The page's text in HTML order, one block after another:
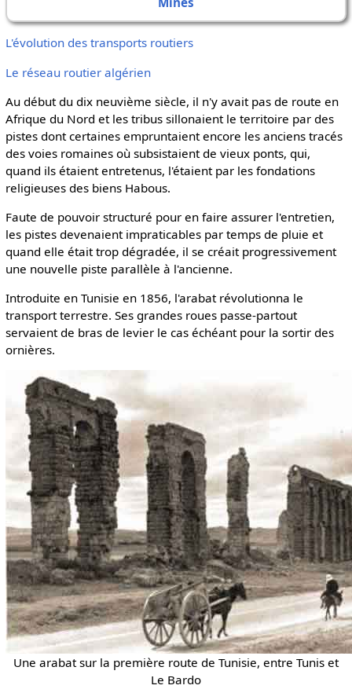
L'évolution des transports routiers
Le réseau routier algérien
Au début du dix neuvième siècle, il n'y avait pas de route en
Afrique du Nord et les tribus sillonaient le territoire par des
pistes dont certaines empruntaient encore les anciens tracés
des voies romaines où subsistaient de vieux ponts, qui,
quand ils étaient entretenus, l'étaient par les fondations
religieuses des biens Habous.
Faute de pouvoir structuré pour en faire assurer l'entretien,
les pistes devenaient impraticables par temps de pluie et
quand elle était trop dégradée, il se créait progressivement
une nouvelle piste parallèle à l'ancienne.
Introduite en Tunisie en 1856, l'arabat révolutionna le
transport terrestre. Ses grandes roues passe-partout
servaient de bras de levier le cas échéant pour la sortir des
ornières.
Une arabat sur la première route de Tunisie, entre Tunis et
Le Bardo